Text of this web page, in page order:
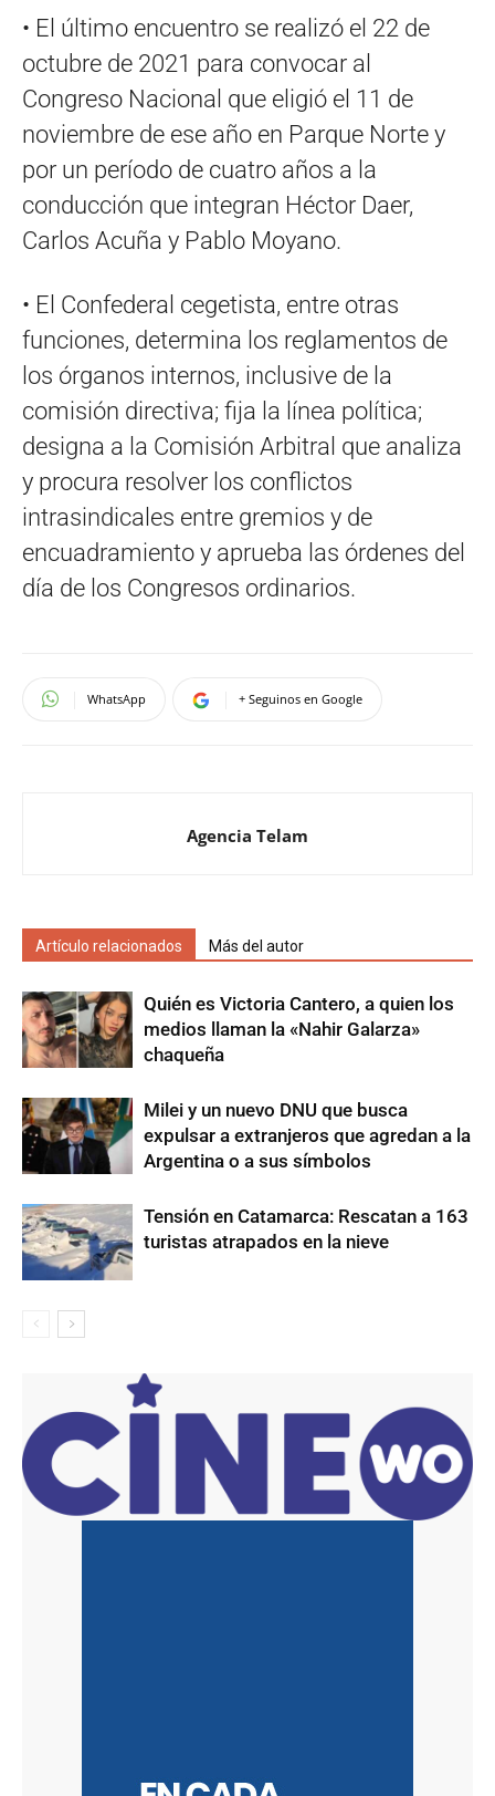
• El último encuentro se realizó el 22 de
octubre de 2021 para convocar al
Congreso Nacional que eligió el 11 de
noviembre de ese año en Parque Norte y
por un período de cuatro años a la
conducción que integran Héctor Daer,
Carlos Acuña y Pablo Moyano.
• El Confederal cegetista, entre otras
funciones, determina los reglamentos de
los órganos internos, inclusive de la
comisión directiva; fija la línea política;
designa a la Comisión Arbitral que analiza
y procura resolver los conflictos
intrasindicales entre gremios y de
encuadramiento y aprueba las órdenes del
día de los Congresos ordinarios.
WhatsApp + Seguinos en Google
Agencia Telam
Artículo relacionados Más del autor
Quién es Victoria Cantero, a quien los
medios llaman la «Nahir Galarza»
chaqueña
Milei y un nuevo DNU que busca
expulsar a extranjeros que agredan a la
Argentina o a sus símbolos
Tensión en Catamarca: Rescatan a 163
turistas atrapados en la nieve